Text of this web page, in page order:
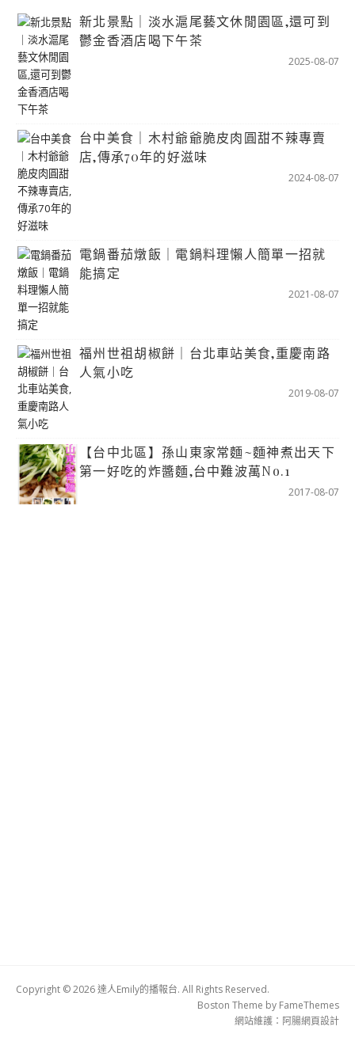
新北景點｜淡水滬尾藝文休閒園區,還可到
鬱金香酒店喝下午茶
2025-08-07
台中美食｜木村爺爺脆皮肉圓甜不辣專賣
店,傳承70年的好滋味
2024-08-07
電鍋番茄燉飯｜電鍋料理懶人簡單一招就
能搞定
2021-08-07
福州世祖胡椒餅｜台北車站美食,重慶南路
人氣小吃
2019-08-07
【台中北區】孫山東家常麵~麵神煮出天下
第一好吃的炸醬麵,台中難波萬No.1
2017-08-07
Copyright © 2026 達人Emily的播報台. All Rights Reserved.
Boston Theme by FameThemes
網站維護： 阿腸網頁設計